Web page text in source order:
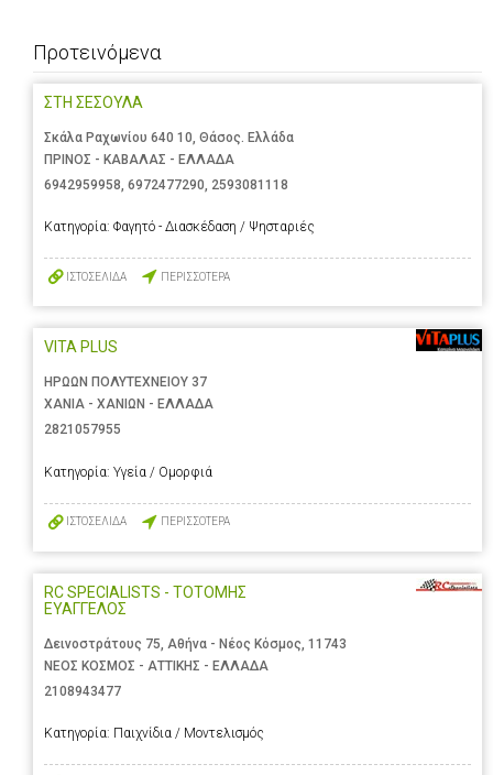
Προτεινόμενα
ΣΤΗ ΣΕΣΟΥΛΑ
Σκάλα Ραχωνίου 640 10, Θάσος. Ελλάδα
ΠΡΙΝΟΣ - ΚΑΒΑΛΑΣ - ΕΛΛΑΔΑ
6942959958, 6972477290, 2593081118
Κατηγορία: Φαγητό - Διασκέδαση / Ψησταριές
ΙΣΤΟΣΕΛΙΔΑ ΠΕΡΙΣΣΟΤΕΡΑ
VITA PLUS
ΗΡΩΩΝ ΠΟΛΥΤΕΧΝΕΙΟΥ 37
ΧΑΝΙΑ - ΧΑΝΙΩΝ - ΕΛΛΑΔΑ
2821057955
Κατηγορία: Υγεία / Ομορφιά
ΙΣΤΟΣΕΛΙΔΑ ΠΕΡΙΣΣΟΤΕΡΑ
RC SPECIALISTS - ΤΟΤΟΜΗΣ
ΕΥΑΓΓΕΛΟΣ
Δεινοστράτους 75, Αθήνα - Νέος Κόσμος, 11743
ΝΕΟΣ ΚΟΣΜΟΣ - ΑΤΤΙΚΗΣ - ΕΛΛΑΔΑ
2108943477
Κατηγορία: Παιχνίδια / Μοντελισμός